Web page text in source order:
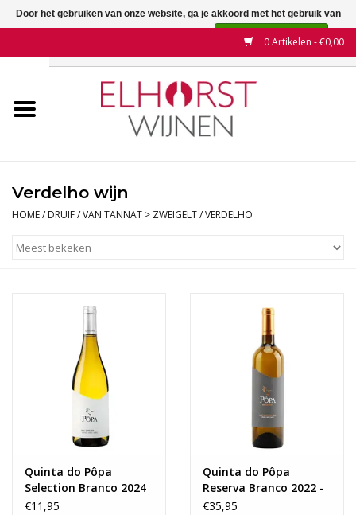
0 Artikelen - €0,00
Wijnen
Wijnhuizen
Druif
Wijnberichten
Verdelho wijn
HOME/ DRUIF/VAN TANNAT > ZWEIGELT/VERDELHO
Quinta do Pôpa
Selection Branco 2024
€11,95
Quinta do Pôpa
Reserva Branco 2022 -
MAGNUM
€35,95
Door het gebruiken van onze website, ga je akkoord met het gebruik van